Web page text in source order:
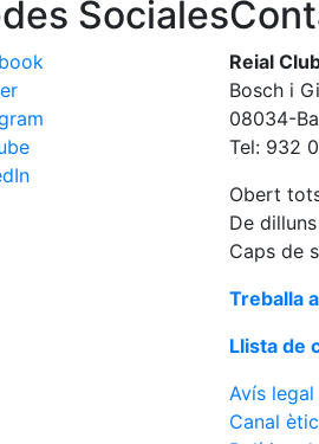
Sociales
Reial
Bosch i
08034-
Tel: 932
Obert
De
Caps de
Treballa
Llista de
Avís legal
Canal ètic